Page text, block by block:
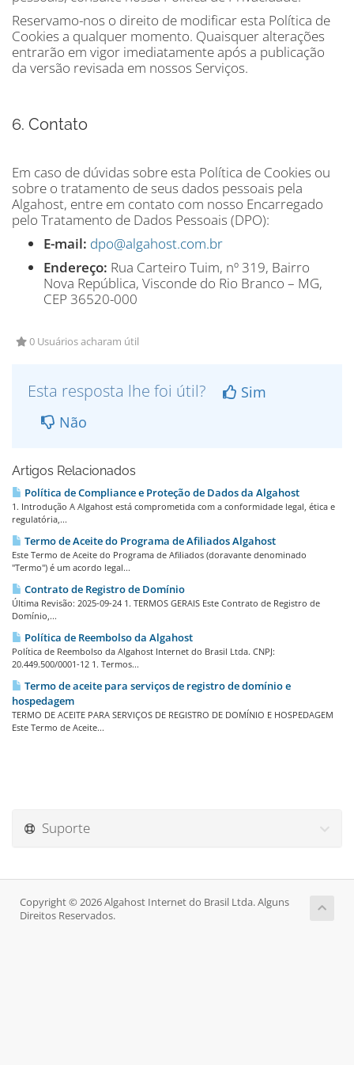
Reservamo-nos o direito de modificar esta Política de
Cookies a qualquer momento. Quaisquer alterações
entrarão em vigor imediatamente após a publicação
da versão revisada em nossos Serviços.
6. Contato
Em caso de dúvidas sobre esta Política de Cookies ou
sobre o tratamento de seus dados pessoais pela
Algahost, entre em contato com nosso Encarregado
pelo Tratamento de Dados Pessoais (DPO):
E-mail: dpo@algahost.com.br
Endereço: Rua Carteiro Tuim, nº 319, Bairro
Nova República, Visconde do Rio Branco – MG,
CEP 36520-000
0 Usuários acharam útil
Esta resposta lhe foi útil?
Sim
Não
Artigos Relacionados
Política de Compliance e Proteção de Dados da Algahost
1. Introdução A Algahost está comprometida com a conformidade legal, ética e
regulatória,...
Termo de Aceite do Programa de Afiliados Algahost
Este Termo de Aceite do Programa de Afiliados (doravante denominado
"Termo") é um acordo legal...
Contrato de Registro de Domínio
Última Revisão: 2025-09-24 1. TERMOS GERAIS Este Contrato de Registro de
Domínio,...
Política de Reembolso da Algahost
Política de Reembolso da Algahost Internet do Brasil Ltda. CNPJ:
20.449.500/0001-12 1. Termos...
Termo de aceite para serviços de registro de domínio e
hospedagem
TERMO DE ACEITE PARA SERVIÇOS DE REGISTRO DE DOMÍNIO E HOSPEDAGEM
Este Termo de Aceite...
Suporte
Copyright © 2026 Algahost Internet do Brasil Ltda. Alguns
Direitos Reservados.